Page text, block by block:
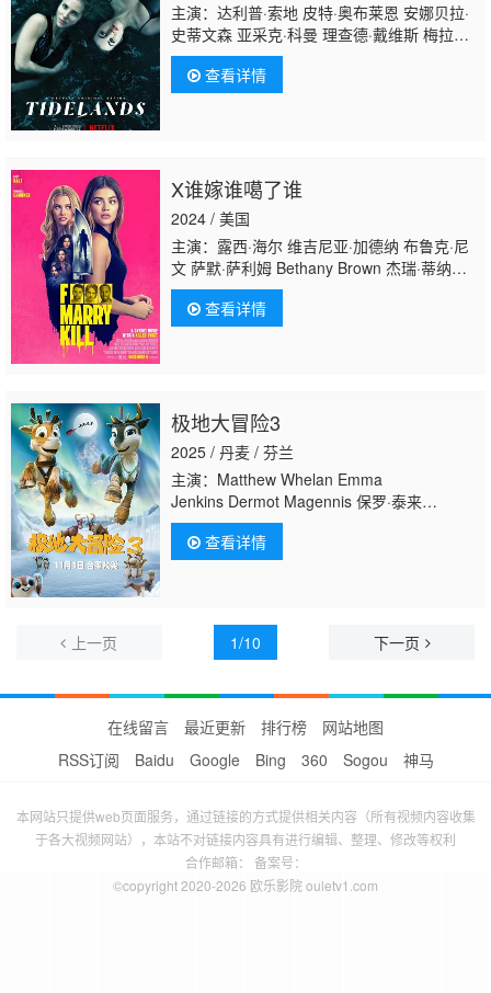
主演：达利普·索地 皮特·奥布莱恩 安娜贝拉·
史蒂文森 亚采克·科曼 理查德·戴维斯 梅拉妮·
萨内蒂 达米安·加维 埃尔莎·帕塔奇 夏洛特·贝
斯特 达斯汀·克莱尔 阿利克斯·迪米崔德斯 布
拉德·麦克默里 Brendan·Glanville 加里·扬 马
尔 杰特·特兰特 巴尔巴拉·洛宁 宝拉·纳扎斯基
查看详情
X谁嫁谁噶了谁
2024 / 美国
主演：露西·海尔 维吉尼亚·加德纳 布鲁克·尼
文 萨默·萨利姆 Bethany Brown 杰瑞·蒂纳
科 杰迪代亚·古达克 Brendan Morgan Haley
Victoria Hunt RJ·费瑟斯顿豪 劳拉·延加 斯宾
塞·博尔格森 Edem Nyamadi Pete
查看详情
极地大冒险3
2025 / 丹麦 / 芬兰
主演：Matthew Whelan Emma
Jenkins Dermot Magennis 保罗·泰来
克 Roger Gregg 艾琳·米森 Lucy Smith Harry
Weld-Moore Justin Daniels Anene 卢克·格瑞
芬 Brendan McDonald Mary Murray Susan
Read 罗尔夫·伯格 Tobias Breckl
查看详情
上一页 1/10 下一页
在线留言 最近更新 排行榜
网站地图
RSS订阅
Baidu Google Bing 360 Sogou 神马
本网站只提供web页面服务，通过链接的方式提供相关内容（所有视频内容收集
于各大视频网站），本站不对链接内容具有进行编辑、整理、修改等权利
合作邮箱： 备案号：
©copyright 2020-2026 欧乐影院 ouletv1.com